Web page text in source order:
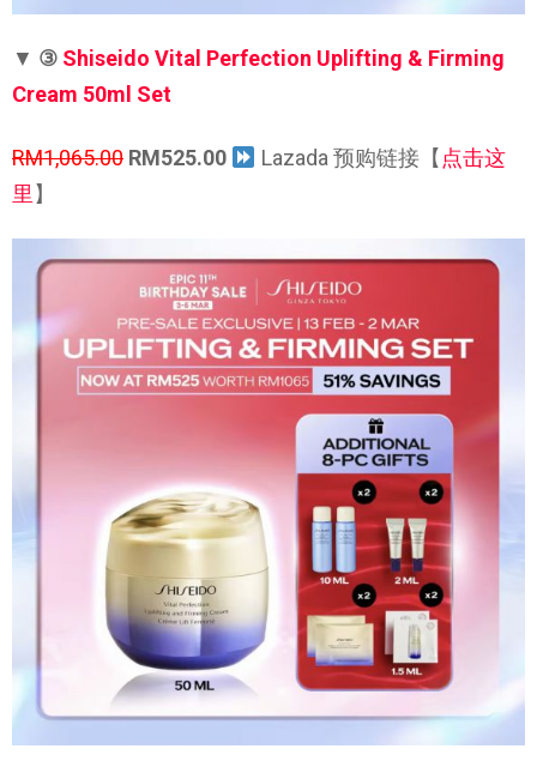
▼ ③ Shiseido Vital Perfection Uplifting & Firming
Cream 50ml Set
RM1,065.00 RM525.00 Lazada 预购链接【 点击这
里 】